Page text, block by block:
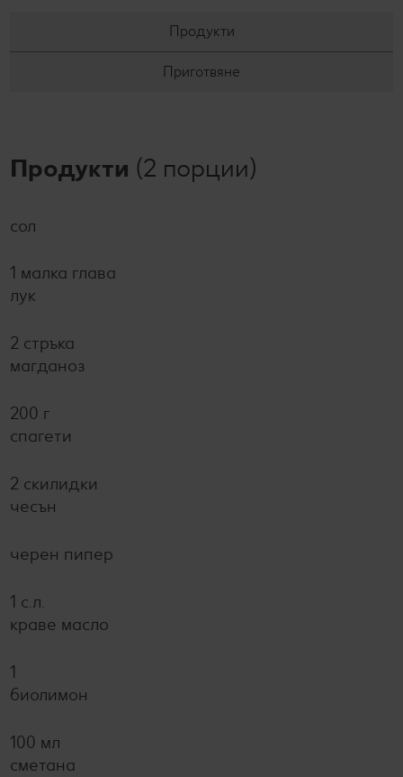
Продукти
Приготвяне
Продукти (2 порции)
сол
1 малка глава
лук
2 стръка
магданоз
200 г
спагети
2 скилидки
чесън
черен пипер
1 с.л.
краве маслo
1
биолимон
100 мл
сметана